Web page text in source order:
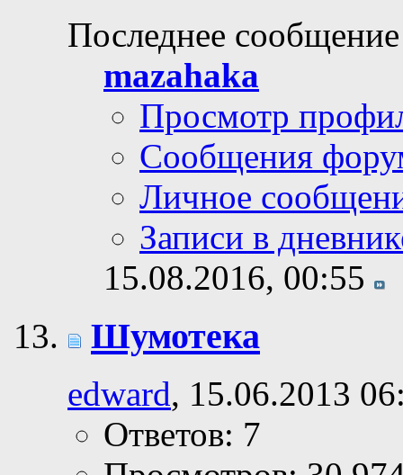
Последнее
mazahaka
Просмотр
Сообщения
Личное
Записи в
15.08.2016, 00:55
Шумотека
edward, 15.06.2013
Ответов: 7